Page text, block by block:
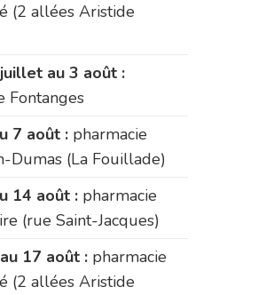
(2 allées Aristide
au 3 août :
Fontanges
7 août : pharmacie
Dumas (La Fouillade)
14 août : pharmacie
(rue Saint-Jacques)
17 août : pharmacie
(2 allées Aristide